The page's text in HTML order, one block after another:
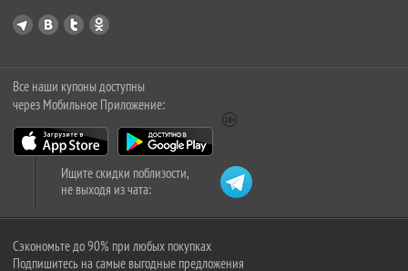
Все наши купоны доступны
через Мобильное Приложение:
Ищите скидки поблизости,
не выходя из чата:
Сэкономьте до 90% при любых покупках
Подпишитесь на самые выгодные предложения